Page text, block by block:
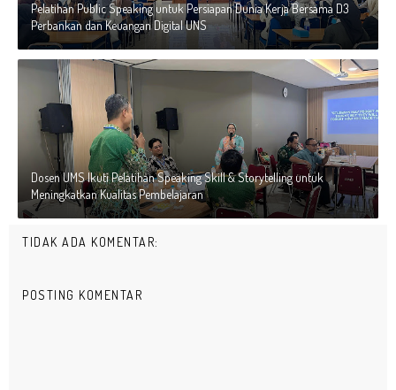
Pelatihan Public Speaking untuk Persiapan Dunia Kerja Bersama D3
Perbankan dan Keuangan Digital UNS
Dosen UMS Ikuti Pelatihan Speaking Skill & Storytelling untuk
Meningkatkan Kualitas Pembelajaran
TIDAK ADA KOMENTAR:
POSTING KOMENTAR